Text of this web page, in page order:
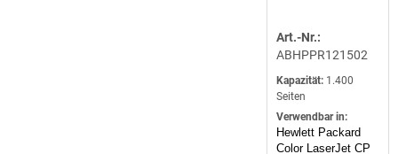
Art.-Nr.:
ABHPPR121502
Kapazität: 1.400
Seiten
Verwendbar in:
Hewlett Packard
Color LaserJet CP